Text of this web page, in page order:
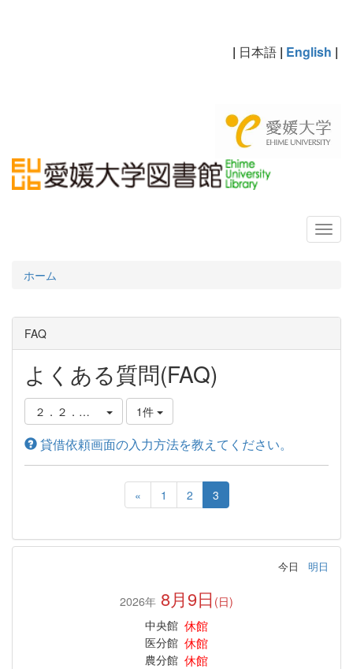
| 日本語 | English |
ホーム
FAQ
よくある質問(FAQ)
２．２．他の図書館から借りる
1件
貸借依頼画面の入力方法を教えてください。
« 1 2 3
今日 明日
2026年 8月9日 (日)
中央館 休館
医分館 休館
農分館 休館